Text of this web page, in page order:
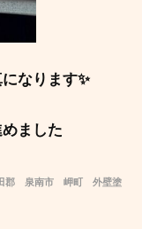
なります✨
ました
郡 泉南市 岬町 外壁塗